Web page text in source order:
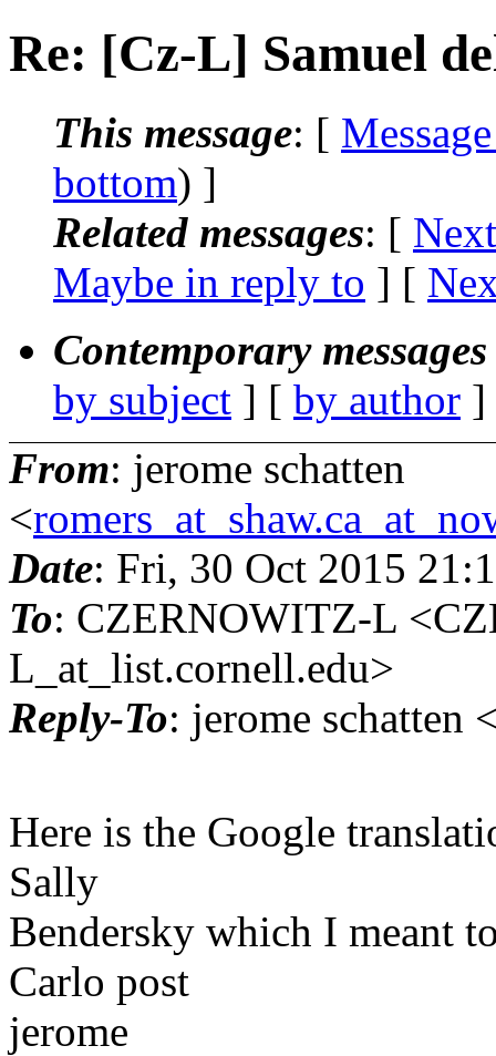
Re: [Cz-L] Samuel
This message: [
bottom) ]
Related messages: [
Maybe in reply to ] [
Contemporary
by subject ] [ by author
From: jerome schatten
<
Date: Fri, 30 Oct 2015
To: CZERNOWITZ-L
L_at_list.cornell.edu>
Reply-To: jerome schatten
Here is the Google
Sally
Bendersky which I meant
Carlo post
jerome